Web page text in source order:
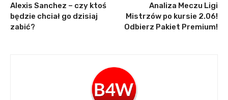
Alexis Sanchez – czy ktoś
będzie chciał go dzisiaj
zabić?
Analiza Meczu Ligi
Mistrzów po kursie 2.06!
Odbierz Pakiet Premium!